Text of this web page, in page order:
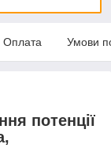
Оплата Умови
потенції